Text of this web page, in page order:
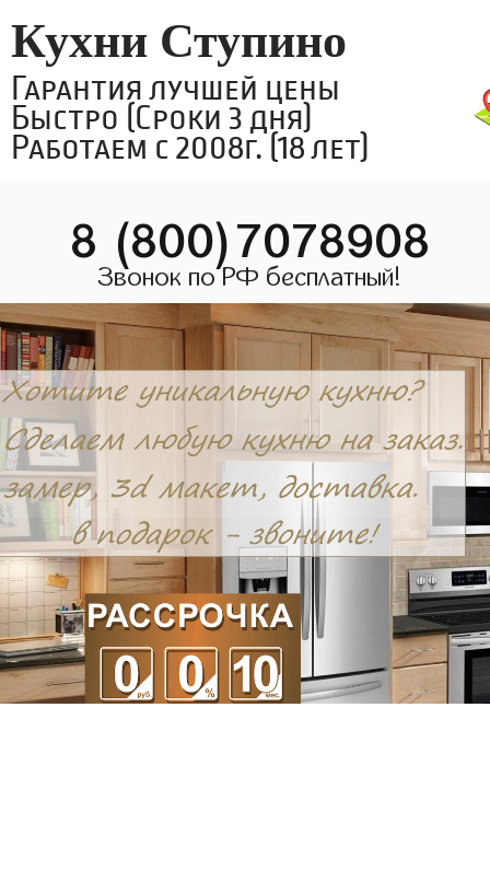
Кухни Ступино
Гарантия лучшей цены
Быстро (Сроки 3 дня)
Работаем с 2008г. (18 лет)
8 (800)7078908
Звонок по РФ бесплатный!